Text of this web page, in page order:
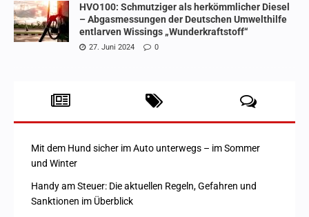
HVO100: Schmutziger als herkömmlicher Diesel
– Abgasmessungen der Deutschen Umwelthilfe
entlarven Wissings „Wunderkraftstoff“
27. Juni 2024 0
Mit dem Hund sicher im Auto unterwegs – im Sommer
und Winter
Handy am Steuer: Die aktuellen Regeln, Gefahren und
Sanktionen im Überblick